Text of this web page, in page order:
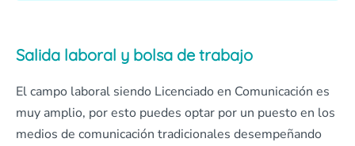
Salida laboral y bolsa de trabajo
El campo laboral siendo Licenciado en Comunicación es
muy amplio, por esto puedes optar por un puesto en los
medios de comunicación tradicionales desempeñando